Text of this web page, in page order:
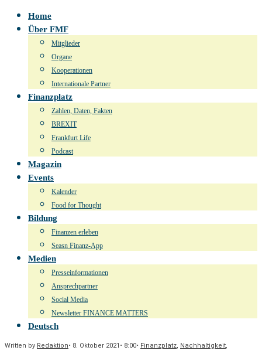
Home
Über FMF
Mitglieder
Organe
Kooperationen
Internationale Partner
Finanzplatz
Zahlen, Daten, Fakten
BREXIT
Frankfurt Life
Podcast
Magazin
Events
Kalender
Food for Thought
Bildung
Finanzen erleben
Seasn Finanz-App
Medien
Presseinformationen
Ansprechpartner
Social Media
Newsletter FINANCE MATTERS
Deutsch
Written by Redaktion• 8. Oktober 2021 • 8:00• Finanzplatz, Nachhaltigkeit,